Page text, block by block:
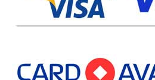
living elegant de Lux
Canapele extensibile Crem de 3 locuri de
pentru living trebuie facuta cu atentie la
de culori si materiale. Un set de